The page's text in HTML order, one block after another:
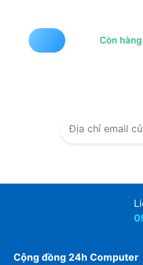
Còn hàng
Cộng đồng 24h Computer